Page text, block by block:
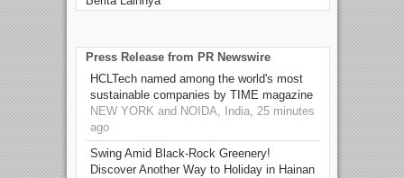
Press Release from PR Newswire
HCLTech named among the world's most
sustainable companies by TIME magazine
NEW YORK and NOIDA, India, 25 minutes
ago
Swing Amid Black‑Rock Greenery!
Discover Another Way to Holiday in Hainan